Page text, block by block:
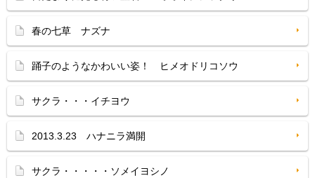
春の七草 ナズナ
踊子のようなかわいい姿！ ヒメオドリコソウ
サクラ・・・イチヨウ
2013.3.23 ハナニラ満開
サクラ・・・・・ソメイヨシノ